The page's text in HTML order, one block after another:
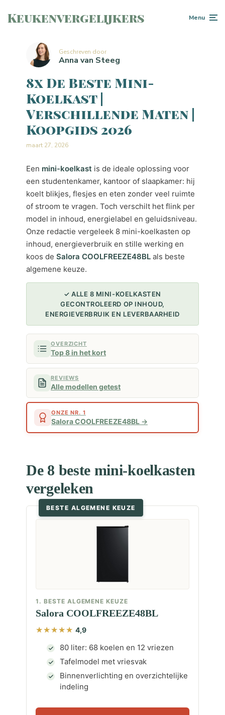
Keukenvergelijkers Menu
Geschreven door
Anna van Steeg
8x De Beste Mini-
Koelkast |
Verschillende Maten |
Koopgids 2026
maart 27, 2026
Een mini-koelkast is de ideale oplossing voor
een studentenkamer, kantoor of slaapkamer: hij
koelt blikjes, flesjes en eten zonder veel ruimte
of stroom te vragen. Toch verschilt het flink per
model in inhoud, energielabel en geluidsniveau.
Onze redactie vergeleek 8 mini-koelkasten op
inhoud, energieverbruik en stille werking en
koos de Salora COOLFREEZE48BL als beste
algemene keuze.
✓ ALLE 8 MINI-KOELKASTEN
GECONTROLEERD OP INHOUD,
ENERGIEVERBRUIK EN LEVERBAARHEID
OVERZICHT
Top 8 in het kort
REVIEWS
Alle modellen getest
ONZE NR. 1
Salora COOLFREEZE48BL
De 8 beste mini-koelkasten
vergeleken
BESTE ALGEMENE KEUZE
1. BESTE ALGEMENE KEUZE
Salora COOLFREEZE48BL
4,9
80 liter: 68 koelen en 12 vriezen
Tafelmodel met vriesvak
Binnenverlichting en overzichtelijke
indeling